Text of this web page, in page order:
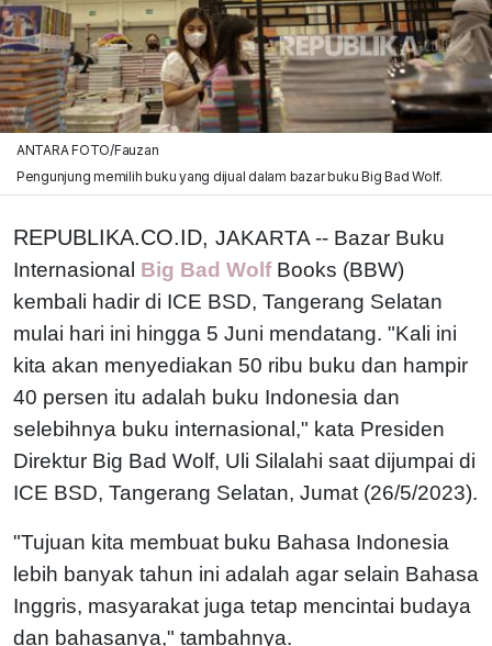
ANTARA FOTO/Fauzan
Pengunjung memilih buku yang dijual dalam bazar buku Big Bad Wolf.
REPUBLIKA.CO.ID, JAKARTA -- Bazar Buku
Internasional Big Bad Wolf Books (BBW)
kembali hadir di ICE BSD, Tangerang Selatan
mulai hari ini hingga 5 Juni mendatang. "Kali ini
kita akan menyediakan 50 ribu buku dan hampir
40 persen itu adalah buku Indonesia dan
selebihnya buku internasional," kata Presiden
Direktur Big Bad Wolf, Uli Silalahi saat dijumpai di
ICE BSD, Tangerang Selatan, Jumat (26/5/2023).
"Tujuan kita membuat buku Bahasa Indonesia
lebih banyak tahun ini adalah agar selain Bahasa
Inggris, masyarakat juga tetap mencintai budaya
dan bahasanya," tambahnya.